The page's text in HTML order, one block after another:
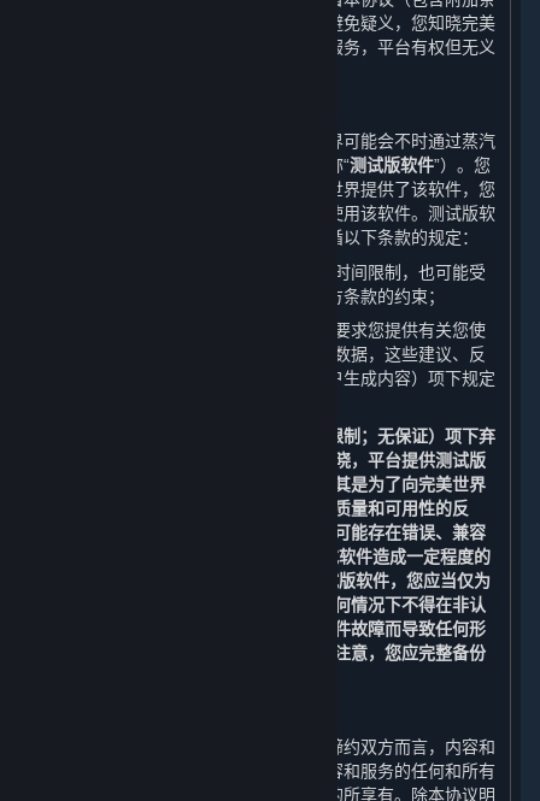
款）授予您将获得该等更新的权利。为避免疑义，您知晓完美
世界不保证其会持续更新或升级内容和服务，平台有权但无义
在某些软件正式上线发售之前，完美世界可能会不时通过蒸汽
平台向您提供该软件的测试版（以下简称“测试版软件”）。您
并非必须使用测试版软件，但如果完美世界提供了该软件，您
可以在遵守以下条款的前提下自行选择使用该软件。测试版软
件为内容和服务的一部分，使用时需遵循以下条款的规定：
您使用测试版软件的权利可能会受到时间限制，也可能受
到附加条款和/或适用的开发方/运营方条款的约束；
完美世界或完美世界的关联方可能会要求您提供有关您使
用测试版软件的建议、反馈或者相关数据，这些建议、反
馈或者数据会被视为下文第6条（用户生成内容）项下规定
除了应适用第9条（免责声明；责任限制；无保证）项下弃
权和责任限制条款以外，您还应当知晓，平台提供测试版
软件的目的仅为测试和改进软件，尤其是为了向完美世界
以及其关联方提供有关测试版软件的质量和可用性的反
馈；测试版软件并非最终版本，因此可能存在错误、兼容
性问题，或对您的计算机、数据和/或软件造成一定程度的
损坏。如果您选择安装和/或使用测试版软件，您应当仅为
测试和改进软件的目的使用，且在任何情况下不得在非认
可的系统上使用或在可能因测试版软件故障而导致任何形
式损害之情形下使用。此外，请特别注意，您应完整备份
受限于许可方协议的规定，对于本协议缔约双方而言，内容和
服务的所有权和相关知识产权，以及内容和服务的任何和所有
副本，由完美世界为运营蒸汽平台之目的所享有。除本协议明